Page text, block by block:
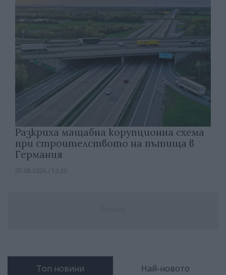
Разкриха мащабна корупционна схема
при строителството на пътища в
Германия
07.08.2026 / 12:30
Топ новини Най-новото